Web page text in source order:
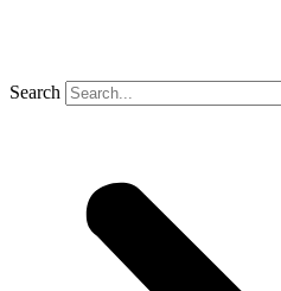
Search